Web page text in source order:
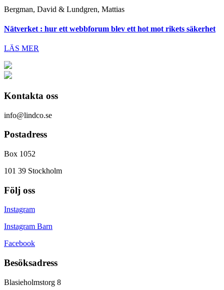
Bergman, David & Lundgren, Mattias
Nätverket : hur ett webbforum blev ett hot mot rikets säkerhet
LÄS MER
Kontakta oss
info@lindco.se
Postadress
Box 1052
101 39 Stockholm
Följ oss
Instagram
Instagram Barn
Facebook
Besöksadress
Blasieholmstorg 8